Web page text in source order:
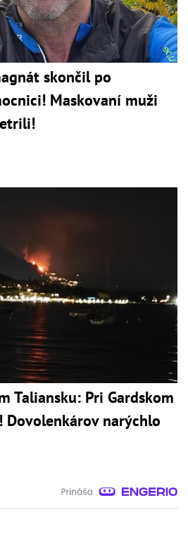
skončil po
Maskovaní muži
Taliansku: Pri Gardskom
Dovolenkárov narýchlo